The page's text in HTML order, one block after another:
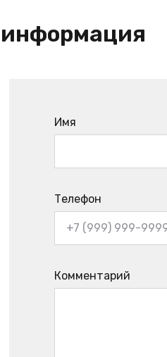
Имя
Телефон
Комментарий